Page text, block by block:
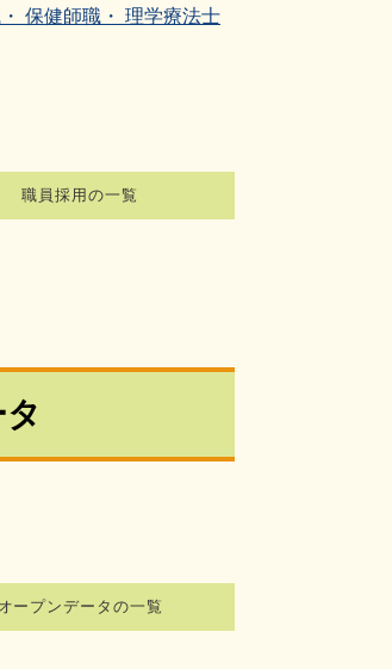
保健師職・ 理学療法士
職員採用の一覧
オープンデータの一覧